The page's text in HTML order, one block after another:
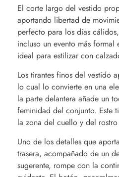
El corte largo del vestido
aportando libertad de
perfecto para los días
incluso un evento más
ideal para estilizar con
Los tirantes finos del vestido
lo cual lo convierte en una
la parte delantera añade un
feminidad del conjunto. Este
la zona del cuello y del
Uno de los detalles que
trasera, acompañado de un
sugerente, rompe con la